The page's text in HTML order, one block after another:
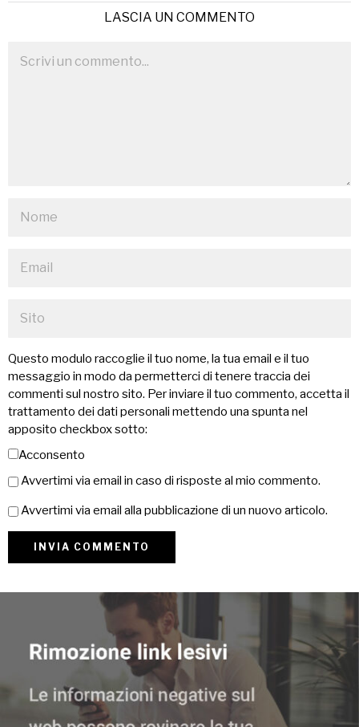
LASCIA UN COMMENTO
Questo modulo raccoglie il tuo nome, la tua email e il tuo
messaggio in modo da permetterci di tenere traccia dei
commenti sul nostro sito. Per inviare il tuo commento, accetta il
trattamento dei dati personali mettendo una spunta nel
apposito checkbox sotto:
Acconsento
Avvertimi via email in caso di risposte al mio commento.
Avvertimi via email alla pubblicazione di un nuovo articolo.